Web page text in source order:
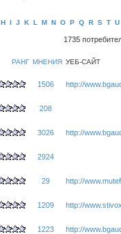
H I J K L M N O P Q R S T U
1735
РАНГ МНЕНИЯ УЕБ-САЙТ
1506 http://
208
3026 http://
2924
29 http://
1209 http://
1223 http://